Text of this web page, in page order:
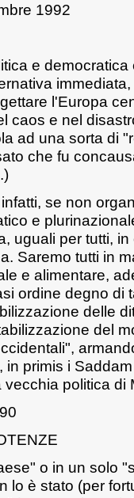
1992
e
l'Europa
caos e nel
ad una sorta di
che fu
se non
e
uguali per tutti,
Saremo tutti in
e alimentare,
ordine degno di
delle
del
primis i
politica di
o in un solo
lo è stato (per